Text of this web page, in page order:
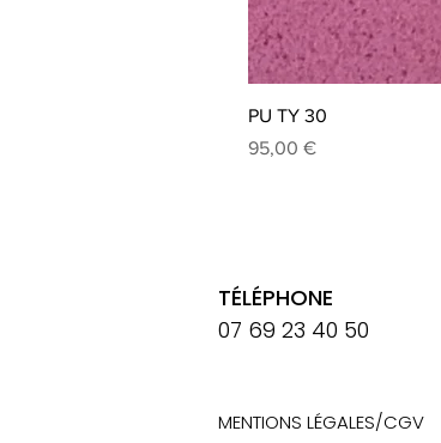
PU TY 30
Prix
95,00 €
TÉLÉPHONE
07 69 23 40 50
MENTIONS LÉGALES/CGV